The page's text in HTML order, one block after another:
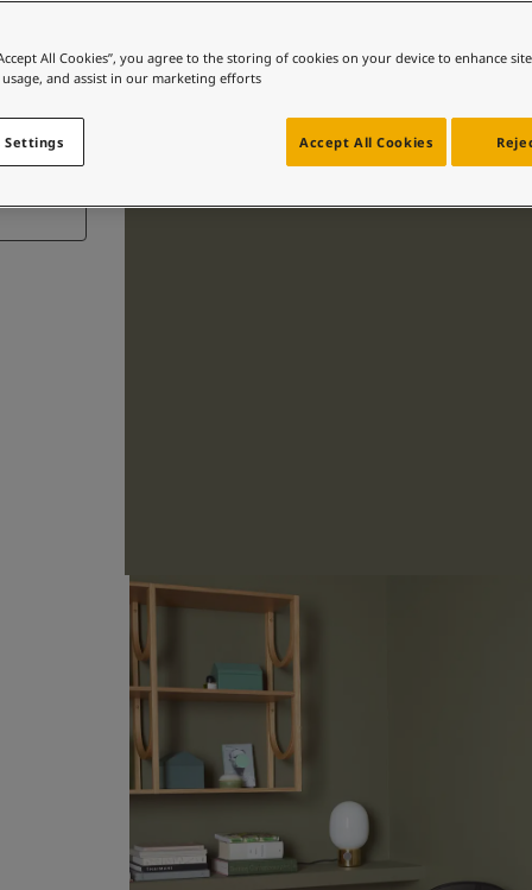
All Cookies”, you agree to the storing of cookies on your device to enhance
usage, and assist in our marketing efforts.
Accept All Cookies
Settings